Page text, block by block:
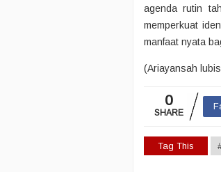
agenda rutin
memperkuat
manfaat nyata
(Ariayansah
0
SHARE
Tag This